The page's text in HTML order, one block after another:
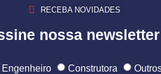
RECEBA NOVIDADES
nossa newsletter
Engenheiro Construtora